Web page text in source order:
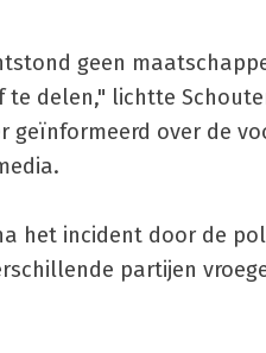
geen
delen," lichtte
geïnformeerd over de
het incident door de
partijen